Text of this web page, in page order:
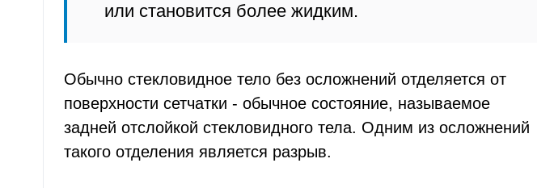
или становится более жидким.
Обычно стекловидное тело без осложнений отделяется от
поверхности сетчатки - обычное состояние, называемое
задней отслойкой стекловидного тела. Одним из осложнений
такого отделения является разрыв.